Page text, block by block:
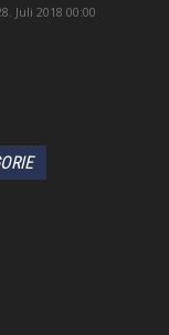
Juli 2018 00:00